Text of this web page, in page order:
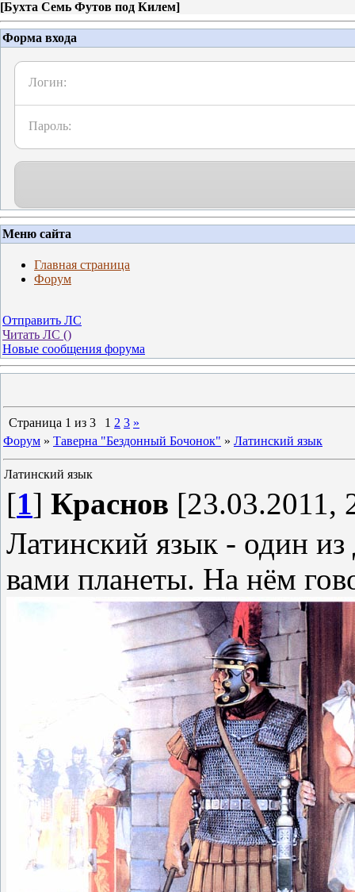
[Бухта Семь Футов под Килем]
Форма входа
Логин:
Пароль:
Меню сайта
Главная страница
Форум
Отправить ЛС
Читать ЛС ()
Новые сообщения форума
Страница 1 из 3 1 2 3 »
Форум » Таверна "Бездонный Бочонок" » Латинский язык
Латинский язык
[1] Краснов [23.03.2011,
Латинский язык - один
вами планеты. На нём